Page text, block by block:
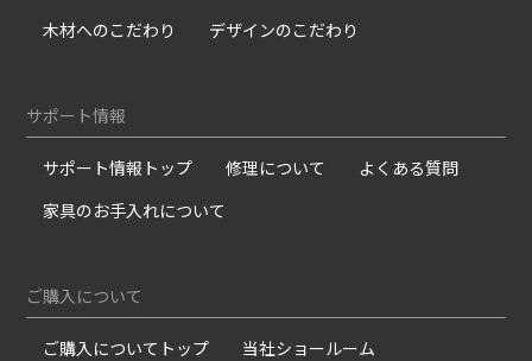
木材へのこだわり
デザインのこだわり
サポート情報
サポート情報トップ 修理について
よくある質問
家具のお手入れについて
ご購入について
ご購入についてトップ
当社ショールーム